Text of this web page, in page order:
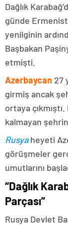
Dağlık
günde
yenilginin
Başbakan
etmişti.
Azerbaycan 27
girmiş ancak
ortaya
kalmayan
Rusyaheyeti
görüşmeler
umutlarını
“Dağlık
Parçası”
Rusya Devlet